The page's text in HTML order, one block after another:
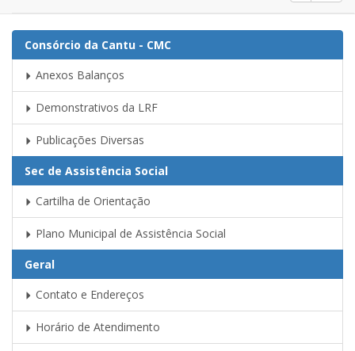
Consórcio da Cantu - CMC
Anexos Balanços
Demonstrativos da LRF
Publicações Diversas
Sec de Assistência Social
Cartilha de Orientação
Plano Municipal de Assistência Social
Geral
Contato e Endereços
Horário de Atendimento